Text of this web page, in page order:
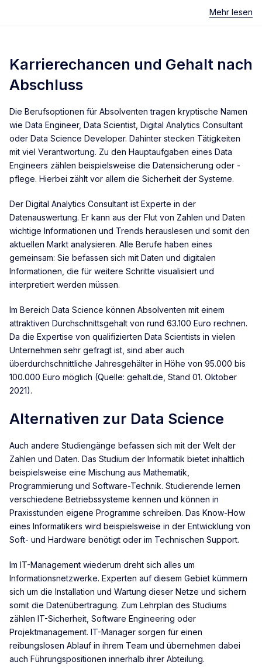
Mehr lesen
Karrierechancen und Gehalt nach
Abschluss
Die Berufsoptionen für Absolventen tragen kryptische Namen
wie Data Engineer, Data Scientist, Digital Analytics Consultant
oder Data Science Developer. Dahinter stecken Tätigkeiten
mit viel Verantwortung. Zu den Hauptaufgaben eines Data
Engineers zählen beispielsweise die Datensicherung oder -
pflege. Hierbei zählt vor allem die Sicherheit der Systeme.
Der Digital Analytics Consultant ist Experte in der
Datenauswertung. Er kann aus der Flut von Zahlen und Daten
wichtige Informationen und Trends herauslesen und somit den
aktuellen Markt analysieren. Alle Berufe haben eines
gemeinsam: Sie befassen sich mit Daten und digitalen
Informationen, die für weitere Schritte visualisiert und
interpretiert werden müssen.
Im Bereich Data Science können Absolventen mit einem
attraktiven Durchschnittsgehalt von rund 63.100 Euro rechnen.
Da die Expertise von qualifizierten Data Scientists in vielen
Unternehmen sehr gefragt ist, sind aber auch
überdurchschnittliche Jahresgehälter in Höhe von 95.000 bis
100.000 Euro möglich (Quelle: gehalt.de, Stand 01. Oktober
2021).
Alternativen zur Data Science
Auch andere Studiengänge befassen sich mit der Welt der
Zahlen und Daten. Das Studium der Informatik bietet inhaltlich
beispielsweise eine Mischung aus Mathematik,
Programmierung und Software-Technik. Studierende lernen
verschiedene Betriebssysteme kennen und können in
Praxisstunden eigene Programme schreiben. Das Know-How
eines Informatikers wird beispielsweise in der Entwicklung von
Soft- und Hardware benötigt oder im Technischen Support.
Im IT-Management wiederum dreht sich alles um
Informationsnetzwerke. Experten auf diesem Gebiet kümmern
sich um die Installation und Wartung dieser Netze und sichern
somit die Datenübertragung. Zum Lehrplan des Studiums
zählen IT-Sicherheit, Software Engineering oder
Projektmanagement. IT-Manager sorgen für einen
reibungslosen Ablauf in ihrem Team und übernehmen dabei
auch Führungspositionen innerhalb ihrer Abteilung.